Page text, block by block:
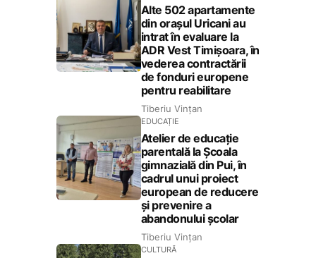
Alte 502 apartamente
din orașul Uricani au
intrat în evaluare la
ADR Vest Timișoara, în
vederea contractării
de fonduri europene
pentru reabilitare
Tiberiu Vințan
EDUCAȚIE
Atelier de educație
parentală la Școala
gimnazială din Pui, în
cadrul unui proiect
european de reducere
și prevenire a
abandonului școlar
Tiberiu Vințan
CULTURĂ